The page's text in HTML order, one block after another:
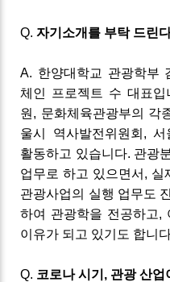
Q.자기소개를 부탁 드린
A. 한양대학교 관광학부
체인 프로젝트 수 대표입
원 , 문화체육관광부의 각
울시 역사발전위원회 ,서
활동하고 있습니다. 관광
업무로 하고 있으면서 , 실
관광사업의 실행 업무도
하여 관광학을 전공하고,
이유가 되고 있기도 합니
Q. 코로나 시기 , 관광산업